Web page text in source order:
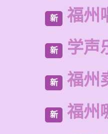
新 福州
新 学声
新 福州
新 福州